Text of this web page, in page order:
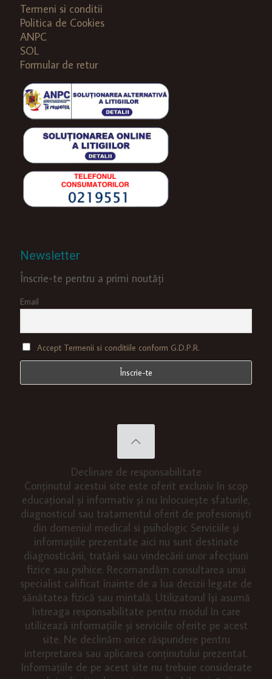
Termeni si conditii
Politica de Cookies
ANPC
SOL
Formular de retur
Newsletter
Înscrie-te pentru a primi noutăți
Email
Accept Termenii si conditiile conform G.D.P.R.
Declinare de responsabilitate
Conținutul acestui site este oferit exclusiv în scop
educațional și informativ și nu înlocuiește sfaturile,
diagnosticul sau tratamentul oferit de profesioniști
din domeniul medical si psihologic Serviciile și
informațiile prezentate aici nu sunt destinate
diagnosticării, tratării sau vindecării unor afecțiuni
fizice sau psihice. Recomandăm consultarea unui
specialist calificat înainte de a lua decizii legate de
sănătatea fizică sau mintală. Utilizatorul își asumă
întreaga responsabilitate pentru modul în care
utilizează informațiile și serviciile oferite pe acest
site. Ne declinăm orice răspundere pentru
interpretarea sau aplicarea conținutului prezentat.
Informațiile de pe acest site nu trebuie considerate